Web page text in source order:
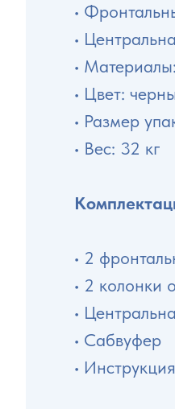
•
•
•
• Цвет:
• Размер
• Вес: 32 кг
• 2
• 2 колонки
•
• Сабвуфер
•